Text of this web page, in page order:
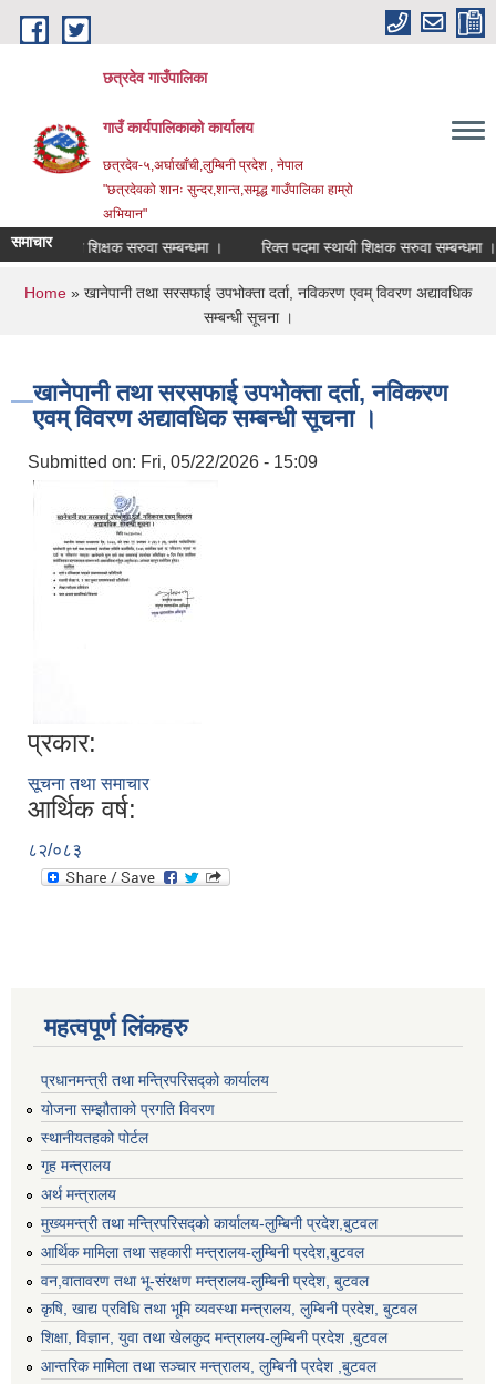
Skip to main content
छत्रदेव गाउँपालिका
गाउँ कार्यपालिकाको कार्यालय
छत्रदेव-५,अर्घाखाँची,लुम्बिनी प्रदेश , नेपाल
"छत्रदेवको शानः सुन्दर,शान्त,समृद्ध गाउँपालिका हाम्रो
अभियान"
समाचार
स्थायी शिक्षक सरुवा सम्बन्धमा । रिक्त पदमा स्थायी शिक्षक सरुवा सम्बन्धमा ।
You are here
Home » खानेपानी तथा सरसफाई उपभोक्ता दर्ता, नविकरण एवम् विवरण अद्यावधिक
सम्बन्धी सूचना ।
खानेपानी तथा सरसफाई उपभोक्ता दर्ता, नविकरण
एवम् विवरण अद्यावधिक सम्बन्धी सूचना ।
Submitted on: Fri, 05/22/2026 - 15:09
प्रकार:
सूचना तथा समाचार
आर्थिक वर्ष:
८२/०८३
महत्वपूर्ण लिंकहरु
प्रधानमन्त्री तथा मन्त्रिपरिसद्को कार्यालय
योजना सम्झौताको प्रगति विवरण
स्थानीयतहको पोर्टल
गृह मन्त्रालय
अर्थ मन्त्रालय
मुख्यमन्त्री तथा मन्त्रिपरिसद्को कार्यालय-लुम्बिनी प्रदेश,बुटवल
आर्थिक मामिला तथा सहकारी मन्त्रालय-लुम्बिनी प्रदेश,बुटवल
वन,वातावरण तथा भू-संरक्षण मन्त्रालय-लुम्बिनी प्रदेश, बुटवल
कृषि, खाद्य प्रविधि तथा भूमि व्यवस्था मन्त्रालय, लुम्बिनी प्रदेश, बुटवल
शिक्षा, विज्ञान, युवा तथा खेलकुद मन्‍‍त्रालय-लुम्बिनी प्रदेश ,बुटवल
आन्तरिक मामिला तथा सञ्चार मन्त्रालय, लुम्बिनी प्रदेश ,बुटवल